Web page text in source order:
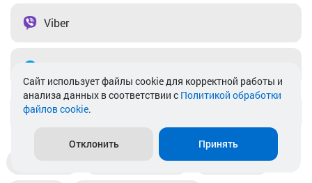
Viber
info@akkamulik.by
Пункты выдачи Магазины
Cайт использует файлы cookie для корректной работы и
анализа данных в соответствии с Политикой обработки
файлов cookie.
Отклонить Принять